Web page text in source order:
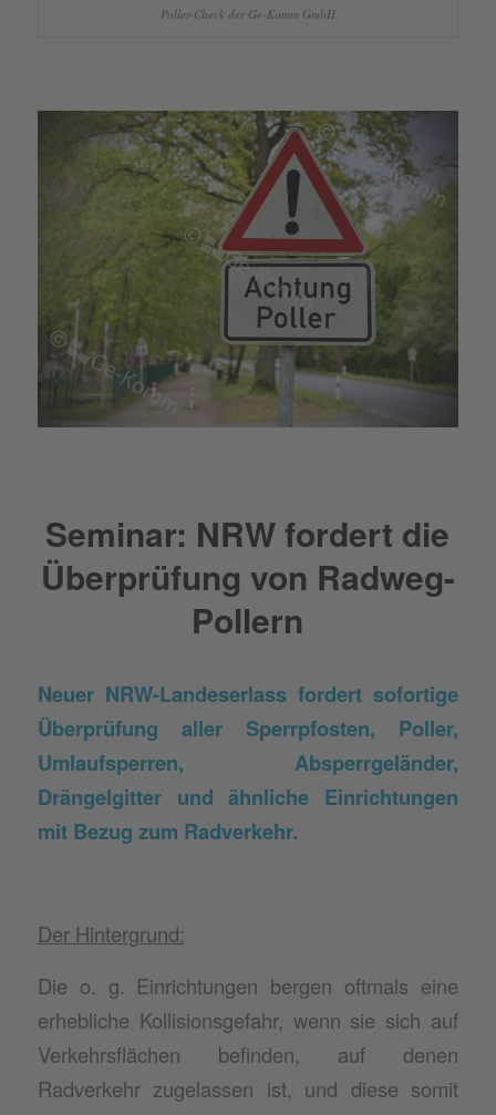
Poller-Check der Ge-Komm GmbH
Seminar: NRW fordert die
Überprüfung von Radweg-
Pollern
Neuer NRW-Landeserlass fordert sofortige
Überprüfung aller Sperrpfosten, Poller,
Umlaufsperren, Absperrgeländer,
Drängelgitter und ähnliche Einrichtungen
mit Bezug zum Radverkehr.
Der Hintergrund:
Die o. g. Einrichtungen bergen oftmals eine
erhebliche Kollisionsgefahr, wenn sie sich auf
Verkehrsflächen befinden, auf denen
Radverkehr zugelassen ist, und diese somit